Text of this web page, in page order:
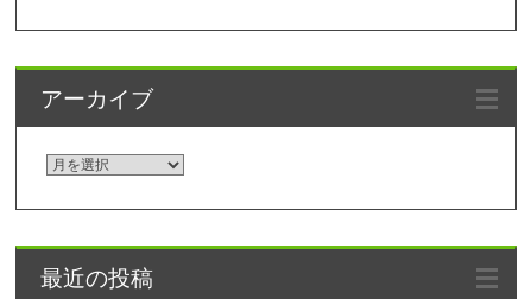
アーカイブ
ア
イ
ブ
最近の投稿